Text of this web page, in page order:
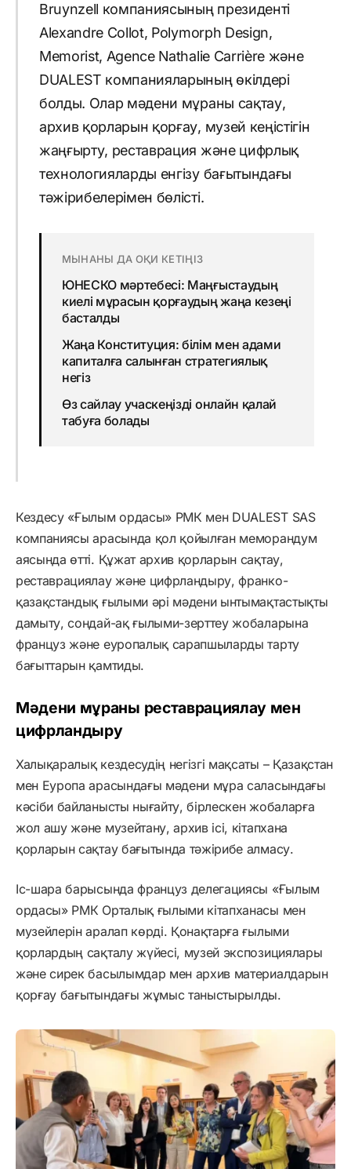
Bruynzell компаниясының президенті
Alexandre Collot, Polymorph Design,
Memorist, Agence Nathalie Carrière және
DUALEST компанияларының өкілдері
болды. Олар мәдени мұраны сақтау,
архив қорларын қорғау, музей кеңістігін
жаңғырту, реставрация және цифрлық
технологияларды енгізу бағытындағы
тәжірибелерімен бөлісті.
МЫНАНЫ ДА ОҚИ КЕТІҢІЗ
ЮНЕСКО мәртебесі: Маңғыстаудың
киелі мұрасын қорғаудың жаңа кезеңі
басталды
Жаңа Конституция: білім мен адами
капиталға салынған стратегиялық
негіз
Өз сайлау учаскеңізді онлайн қалай
табуға болады
Кездесу «Ғылым ордасы» РМК мен DUALEST SAS
компаниясы арасында қол қойылған меморандум
аясында өтті. Құжат архив қорларын сақтау,
реставрациялау және цифрландыру, франко-
қазақстандық ғылыми әрі мәдени ынтымақтастықты
дамыту, сондай-ақ ғылыми-зерттеу жобаларына
француз және еуропалық сарапшыларды тарту
бағыттарын қамтиды.
Мәдени мұраны реставрациялау мен
цифрландыру
Халықаралық кездесудің негізгі мақсаты – Қазақстан
мен Еуропа арасындағы мәдени мұра саласындағы
кәсіби байланысты нығайту, бірлескен жобаларға
жол ашу және музейтану, архив ісі, кітапхана
қорларын сақтау бағытында тәжірибе алмасу.
Іс-шара барысында француз делегациясы «Ғылым
ордасы» РМК Орталық ғылыми кітапханасы мен
музейлерін аралап көрді. Қонақтарға ғылыми
қорлардың сақталу жүйесі, музей экспозициялары
және сирек басылымдар мен архив материалдарын
қорғау бағытындағы жұмыс таныстырылды.